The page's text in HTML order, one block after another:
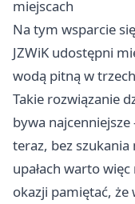
miejscach
Na tym wsparcie
JZWiK udostępni
wodą pitną w
Takie rozwiązanie
bywa
teraz, bez szukania
upałach warto
okazji pamiętać, że